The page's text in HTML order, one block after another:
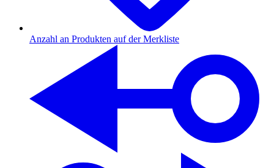
Anzahl an Produkten auf der Merkliste